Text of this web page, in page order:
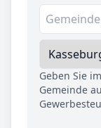
Geben Sie
Gemeinde